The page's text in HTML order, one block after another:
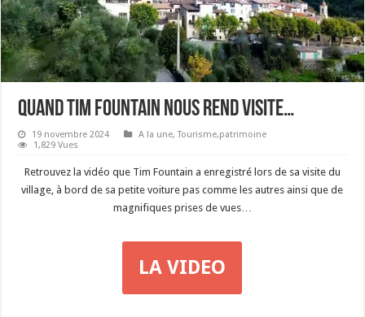
Quand Tim Fountain nous rend visite…
19 novembre 2024 A la une,Tourisme,patrimoine
1,829 Vues
Retrouvez la vidéo que Tim Fountain a enregistré lors de sa visite du
village, à bord de sa petite voiture pas comme les autres ainsi que de
magnifiques prises de vues…
LA VIDEO